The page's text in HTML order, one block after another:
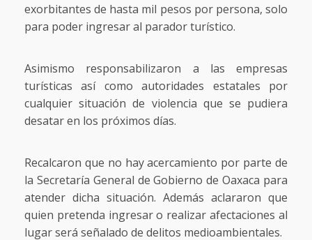
exorbitantes de hasta mil pesos por persona, solo
para poder ingresar al parador turístico.
Asimismo responsabilizaron a las empresas
turísticas así como autoridades estatales por
cualquier situación de violencia que se pudiera
desatar en los próximos días.
Recalcaron que no hay acercamiento por parte de
la Secretaría General de Gobierno de Oaxaca para
atender dicha situación. Además aclararon que
quien pretenda ingresar o realizar afectaciones al
lugar será señalado de delitos medioambientales.